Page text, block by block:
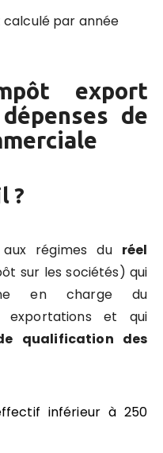
calculé par année
export
de
?
aux régimes du réel
sur les sociétés) qui
en charge du
exportations et qui
qualification des
inférieur à 250